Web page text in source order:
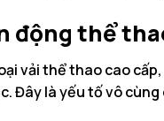
động thể
vải thể thao cao
Đây là yếu tố vô